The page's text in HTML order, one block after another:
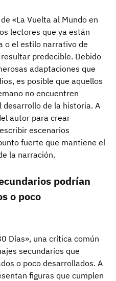
«La Vuelta al Mundo en
lectores que ya están
o el estilo narrativo de
predecible. Debido
adaptaciones que
es posible que aquellos
no encuentren
desarrollo de la historia. A
autor para crear
escenarios
fuerte que mantiene el
la narración.
podrían
o poco
Días», una crítica común
secundarios que
o poco desarrollados. A
figuras que cumplen